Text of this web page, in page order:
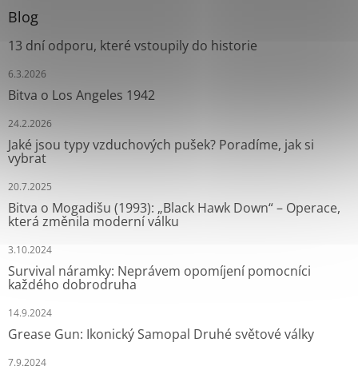
Blog
13 dní odporu, které vstoupily do historie
6.3.2026
Bitva o Los Angeles 1942
24.2.2026
Jaké jsou typy vzduchových pušek? Poradíme, jak si
vybrat
20.7.2025
Bitva o Mogadišu (1993): „Black Hawk Down“ – Operace,
která změnila moderní válku
3.10.2024
Survival náramky: Neprávem opomíjení pomocníci
každého dobrodruha
14.9.2024
Grease Gun: Ikonický Samopal Druhé světové války
7.9.2024